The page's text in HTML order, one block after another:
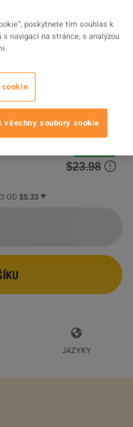
Account
je vynikajících!
$23.98
OD $5.33
JAZYKY
poskytnete tím souhlas k
navigací na stránce, s analýzou
cookie
všechny soubory cookie